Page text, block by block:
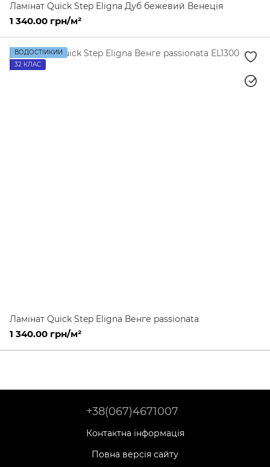
Ламінат Quick Step Eligna Дуб бежевий Венеція
1 340.00 грн/м²
ВОДОСТІЙКИЙ
32 КЛАС
Ламінат Quick Step Eligna Венге passionata
1 340.00 грн/м²
+38(067)4671007
Контактна інформація
Повна версія сайту